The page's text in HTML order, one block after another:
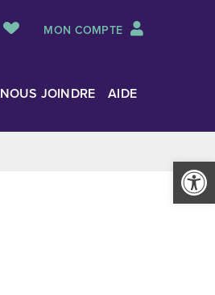
Ouvrir
MON COMPTE
NOUS JOINDRE AIDE